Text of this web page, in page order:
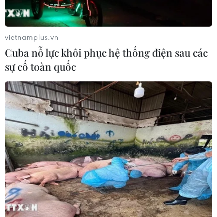
miền Nam Philippines
05/08/2026 05:29
Thời tiết miền Bắc sẽ ảnh
hưởng ra sao khi bão số 3 Kujira đi
vào Biển Đông?
05/08/2026 04:56
Áp thấp nhiệt đới mạnh lên thành
bão số 3, vùng ven biển không bị ảnh
hưởng
05/08/2026 01:41
Mưa lũ, sạt lở tại Sri Lanka khiến 5
vietnamplus.vn
Cuba nỗ lực khôi phục hệ thống điện sau các
sự cố toàn quốc